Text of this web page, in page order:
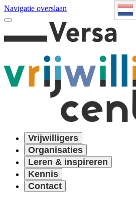
Navigatie overslaan
Vrijwilligers
Organisaties
Leren & inspireren
Kennis
Contact